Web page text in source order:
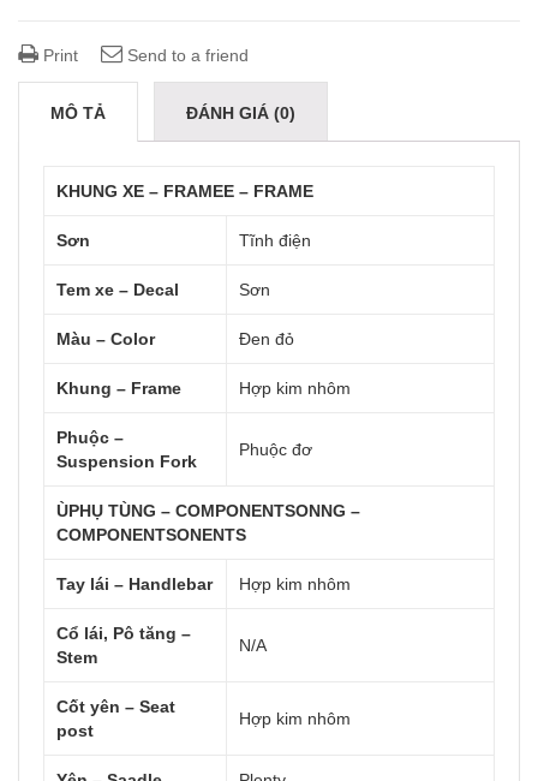
Print Send to a friend
MÔ TẢ ĐÁNH GIÁ (0)
KHUNG XE – FRAMEE – FRAME
Sơn Tĩnh điện
Tem xe – Decal Sơn
Màu – Color Đen đỏ
Khung – Frame Hợp kim nhôm
Phuộc –
Suspension Fork
Phuộc đơ
ÙPHỤ TÙNG – COMPONENTSONNG –
COMPONENTSONENTS
Tay lái – Handlebar Hợp kim nhôm
Cổ lái, Pô tăng –
Stem
N/A
Cốt yên – Seat
post
Hợp kim nhôm